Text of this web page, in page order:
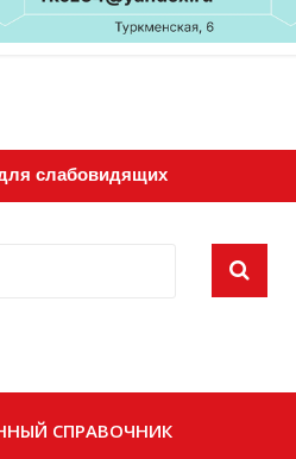
слабовидящих
СПРАВОЧНИК